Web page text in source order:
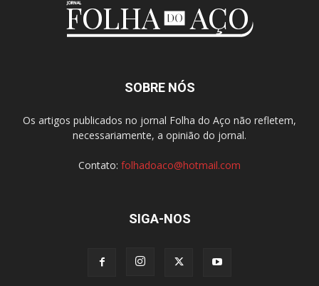
SOBRE NÓS
Os artigos publicados no jornal Folha do Aço não refletem,
necessariamente, a opinião do jornal.
Contato: folhadoaco@hotmail.com
SIGA-NOS